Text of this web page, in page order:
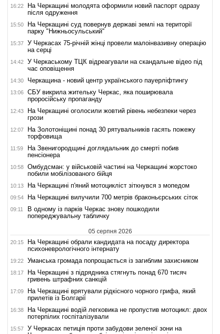
16:22
На Черкащині молодята оформили новий паспорт одразу
після одруження
15:50
На Черкащині суд повернув державі землі на території
парку "Нижньосульський"
15:37
У Черкасах 75-річній жінці провели малоінвазивну операцію
на серці
14:42
У Черкаському ТЦК відреагували на скандальне відео під
час оповіщення
14:30 Черкащина - новий центр українського пауерліфтингу
13:06
СБУ викрила жительку Черкас, яка поширювала
проросійську пропаганду
12:43
На Черкащині оголосили жовтий рівень небезпеки через
грози
12:07
На Золотоніщині понад 30 рятувальників гасять пожежу
торфовища
11:59
На Звенигородщині доглядальник до смерті побив
пенсіонера
10:58
Омбудсман: у військовій частині на Черкащині жорстоко
побили мобілізованого бійця
10:13 На Черкащині п'яний мотоцикліст зіткнувся з мопедом
09:54 На Черкащині вилучили 700 метрів браконьєрських сіток
09:11
В одному із парків Черкас знову пошкодили
попереджувальну табличку
05 серпня 2026
20:15
На Черкащині обрали кандидата на посаду директора
психоневрологічного інтернату
19:22 Уманська громада попрощається із загиблим захисником
18:17
На Черкащині з підрядника стягнуть понад 670 тисяч
гривень штрафних санкцій
17:09
На Черкащині врятували рідкісного чорного грифа, який
прилетів із Болгарії
16:38
На Черкащині водій легковика не пропустив мотоцикл: двох
потерпілих госпіталізували
15:57
У Черкасах петиція проти забудови зеленої зони на